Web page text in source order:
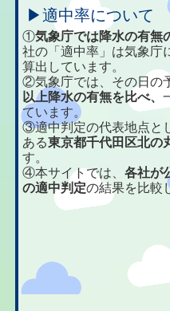
▶適中率について
①気象庁では降水の有無
社の「適中率」は気象庁
算出しています。
②気象庁では、その日の
以上降水の有無を比べ、
ています。
③適中判定の代表地点と
ある東京都千代田区北の
す。
④本サイトでは、各社が
の適中判定の結果を比較